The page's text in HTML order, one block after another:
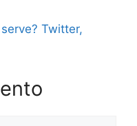
serve? Twitter,